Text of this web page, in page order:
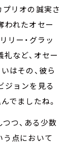
プリオの誠実さ
われたオセー
リー・グラッ
など、オセー
はその、彼ら
ジョンを見る
でましたね。
つ、ある少数
う点において